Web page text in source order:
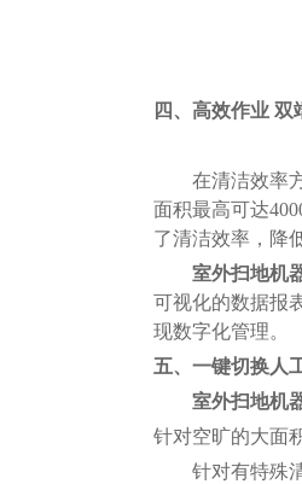
四、 高效作业 双
在清洁效率
面积最高可达
了清洁效率，降
室外扫地机
可视化的数据报
现数字化管理。
五、 一键切换人
室外扫地机
针对空旷的大面
针对有特殊